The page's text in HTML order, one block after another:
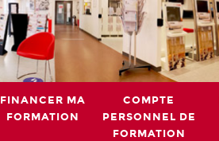
FINANCER MA
FORMATION
COMPTE
PERSONNEL DE
FORMATION